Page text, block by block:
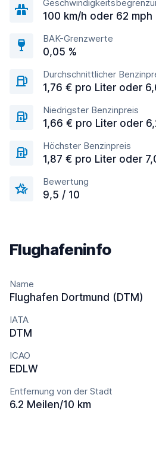
100 km/h oder 62 mph
BAK-Grenzwerte
0,05 %
Durchschnittlicher
1,76 € pro Liter oder
Niedrigster Benzinpreis
1,66 € pro Liter oder
Höchster Benzinpreis
1,87 € pro Liter oder
Bewertung
9,5 / 10
Flughafeninfo
Name
Flughafen Dortmund (DTM)
IATA
DTM
ICAO
EDLW
Entfernung von der Stadt
6.2 Meilen/10 km